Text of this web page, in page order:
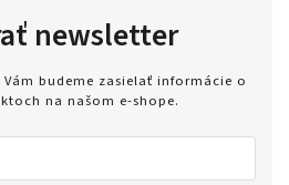
newsletter
budeme zasielať informácie o
na našom e-shope.